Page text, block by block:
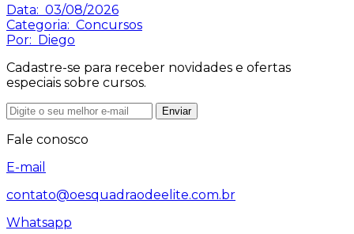
Data: 03/08/2026
Categoria: Concursos
Por: Diego
Cadastre-se para receber novidades e ofertas
especiais sobre cursos.
Enviar
Fale conosco
E-mail
contato@oesquadraodeelite.com.br
Whatsapp